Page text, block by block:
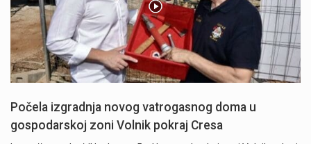
Počela izgradnja novog vatrogasnog doma u
gospodarskoj zoni Volnik pokraj Cresa